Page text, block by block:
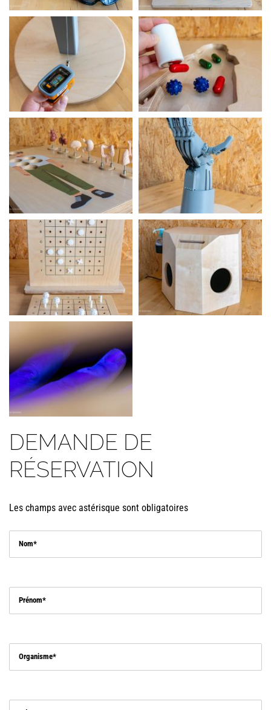
DEMANDE DE
RÉSERVATION
Les champs avec astérisque sont obligatoires
Nom
Prénom
Organisme